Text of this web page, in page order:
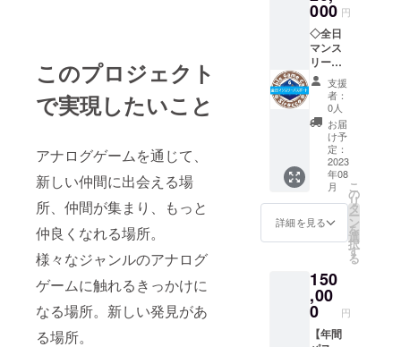
このプロジェクト
で実現したいこと
アナログゲームを通じて、
新しい仲間に出会える場
所、仲間が集まり、もっと
仲良くなれる場所。
様々なジャンルのアナログ
ゲームに触れるきっかけに
なる場所。新しい発見があ
る場所。
より３
か月以
内 保存
方法/直
射日
光、高
温多湿
な場所
での保
存は避
けてく
ださ
い。 仕
様上の
封後は
お早め
し上が
りくだ
さい。
のほか
の割引
サービ
スと併
用でき
ませ
ん。
テーブ
ル利用
料に飲
食の料
金は含
まれま
でご注
意くだ
欄への
ご記入
につい
て】
ご支援
議室と
してご
利用い
ただく
ことも
可能で
す。
→
こちら
のパス
ポート
を、通
常価格
12,000
ころ、
10,000
いたし
ます。
【注意
事項】
ご支
日にな
りま
す。そ
の場合
本パス
ポート
をご利
用可能
で
す。）
に
ご利用
いただ
けま
す。
→
を、通
常価格
18,000
円のと
ころ、
ケット
をご提
供いた
しま
す。
月に
１．２
回利用
する場
合や、
団体様
でのご
利用の
際にお
安く当
施設を
『休日
オール
タイム
チケッ
ト』
000 円
◇全日
マンス
リーパ
スポー
ト
ご利用
開始日
から当
月月末
まで、
当施設
を自由
にご利
用でき
るパス
ポート
全
日パス
ポート
は、
・
支援
者：
0人
お届
け予
定：
2023
年08
月
詳細を見る
こ
の
リ
タ
ー
ン
を
選
択
す
る
150
,00
0 円
【年間